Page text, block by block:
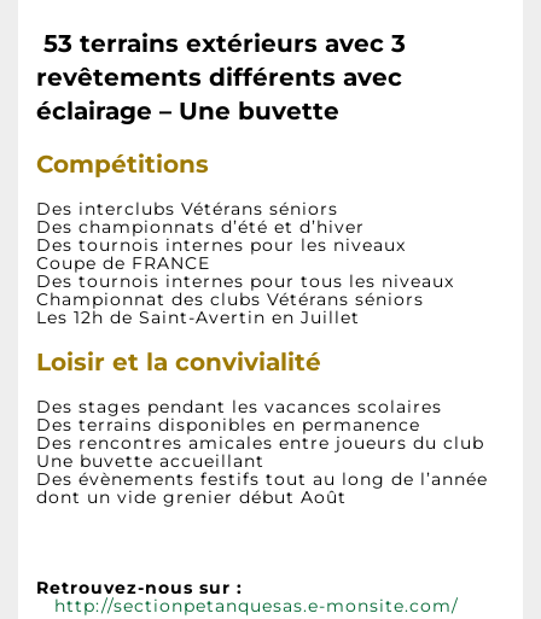
53 terrains extérieurs avec 3
revêtements différents avec
éclairage – Une buvette
Compétitions
Des interclubs Vétérans séniors
Des championnats d’été et d’hiver
Des tournois internes pour les niveaux
Coupe de FRANCE
Des tournois internes pour tous les niveaux
Championnat des clubs Vétérans séniors
Les 12h de Saint-Avertin en Juillet
Loisir et la convivialité
Des stages pendant les vacances scolaires
Des terrains disponibles en permanence
Des rencontres amicales entre joueurs du club
Une buvette accueillant
Des évènements festifs tout au long de l’année
dont un vide grenier début Août
Retrouvez-nous sur :
http://sectionpetanquesas.e-monsite.com/